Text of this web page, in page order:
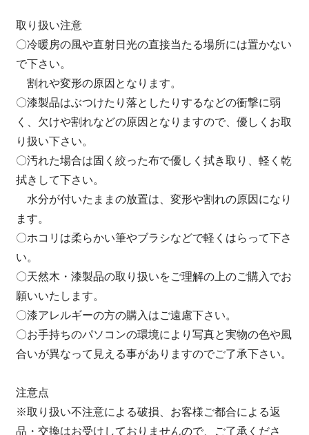
取り扱い注意
〇冷暖房の風や直射日光の直接当たる場所には置かない
で下さい。
割れや変形の原因となります。
〇漆製品はぶつけたり落としたりするなどの衝撃に弱
く、欠けや割れなどの原因となりますので、優しくお取
り扱い下さい。
〇汚れた場合は固く絞った布で優しく拭き取り、軽く乾
拭きして下さい。
水分が付いたままの放置は、変形や割れの原因になり
ます。
〇ホコリは柔らかい筆やブラシなどで軽くはらって下さ
い。
〇天然木・漆製品の取り扱いをご理解の上のご購入でお
願いいたします。
〇漆アレルギーの方の購入はご遠慮下さい。
〇お手持ちのパソコンの環境により写真と実物の色や風
合いが異なって見える事がありますのでご了承下さい。
注意点
※取り扱い不注意による破損、お客様ご都合による返
品・交換はお受けしておりませんので、ご了承くださ